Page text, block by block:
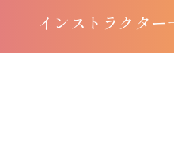
インストラクター